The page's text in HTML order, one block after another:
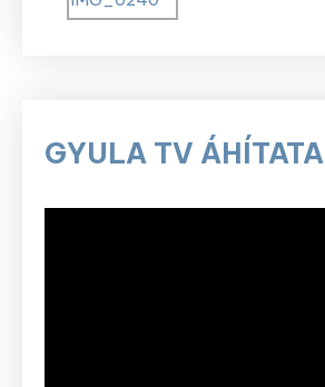
GYULA TV ÁHÍTATA